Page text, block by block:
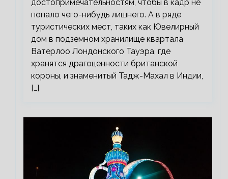
достопримечательностям, чтобы в кадр не
попало чего-нибудь лишнего. А в ряде
туристических мест, таких как Ювелирный
дом в подземном хранилище квартала
Ватерлоо Лондонского Тауэра, где
хранятся драгоценности британской
короны, и знаменитый Тадж-Махал в Индии,
[…]